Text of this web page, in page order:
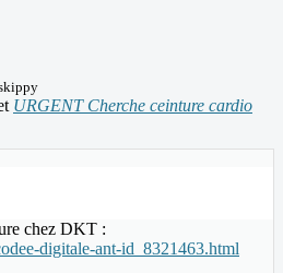
URGENT Cherche ceinture cardio
chez DKT :
digitale-ant-id_8321463.html